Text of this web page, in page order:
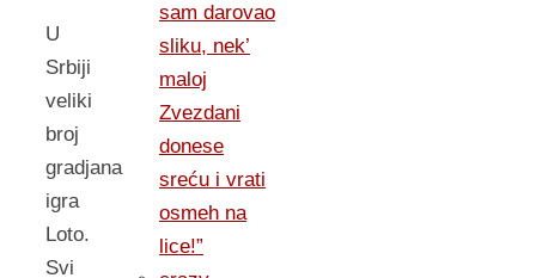
U
Srbiji
veliki
broj
gradjana
igra
Loto.
Svi
sam darovao
sliku, nek’
maloj
Zvezdani
donese
sreću i vrati
osmeh na
lice!”